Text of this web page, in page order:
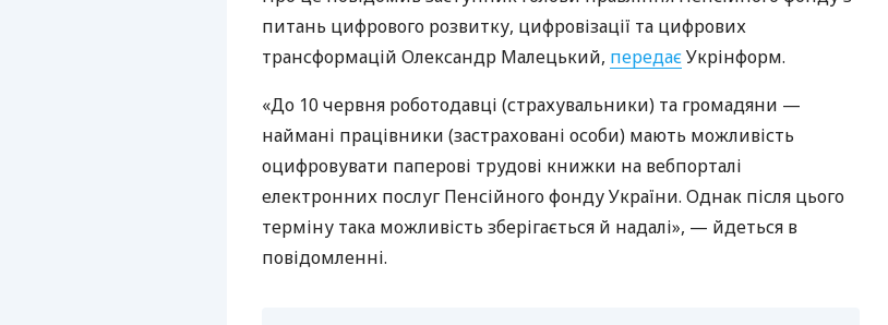
питань цифрового розвитку, цифровізації та цифрових
трансформацій Олександр Малецький, передаєУкрінформ.
«До 10 червня роботодавці (страхувальники) та громадяни —
наймані працівники (застраховані особи) мають можливість
оцифровувати паперові трудові книжки на вебпорталі
електронних послуг Пенсійного фонду України. Однак після цього
терміну така можливість зберігається й надалі», — йдеться в
повідомленні.